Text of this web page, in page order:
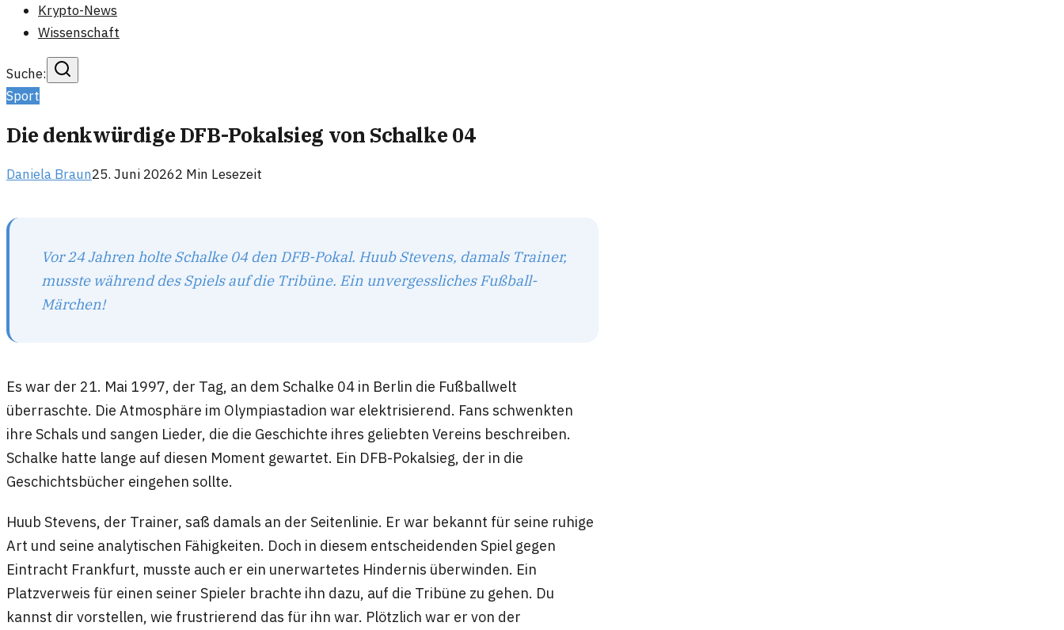
Krypto-News
Wissenschaft
Suche:
Sport
Die denkwürdige DFB-Pokalsieg von Schalke 04
Daniela Braun25. Juni 20262 Min Lesezeit
Vor 24 Jahren holte Schalke 04 den DFB-Pokal. Huub Stevens, damals Trainer,
musste während des Spiels auf die Tribüne. Ein unvergessliches Fußball-
Märchen!
Es war der 21. Mai 1997, der Tag, an dem Schalke 04 in Berlin die Fußballwelt
überraschte. Die Atmosphäre im Olympiastadion war elektrisierend. Fans schwenkten
ihre Schals und sangen Lieder, die die Geschichte ihres geliebten Vereins beschreiben.
Schalke hatte lange auf diesen Moment gewartet. Ein DFB-Pokalsieg, der in die
Geschichtsbücher eingehen sollte.
Huub Stevens, der Trainer, saß damals an der Seitenlinie. Er war bekannt für seine ruhige
Art und seine analytischen Fähigkeiten. Doch in diesem entscheidenden Spiel gegen
Eintracht Frankfurt, musste auch er ein unerwartetes Hindernis überwinden. Ein
Platzverweis für einen seiner Spieler brachte ihn dazu, auf die Tribüne zu gehen. Du
kannst dir vorstellen, wie frustrierend das für ihn war. Plötzlich war er von der